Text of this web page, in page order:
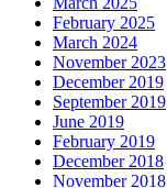
February 2025
March 2024
November 2023
December 2019
September 2019
June 2019
February 2019
December 2018
November 2018